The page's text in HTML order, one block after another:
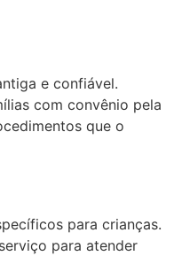
e confiável.
com convênio pela
que o
para crianças.
para atender